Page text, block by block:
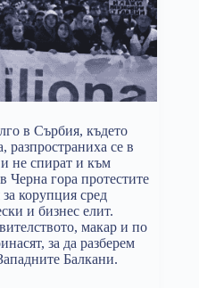
в Сърбия, където
разпространиха се в
и не спират и към
Черна гора протестите
корупция сред
и бизнес елит.
макар и по
за да разберем
Балкани.